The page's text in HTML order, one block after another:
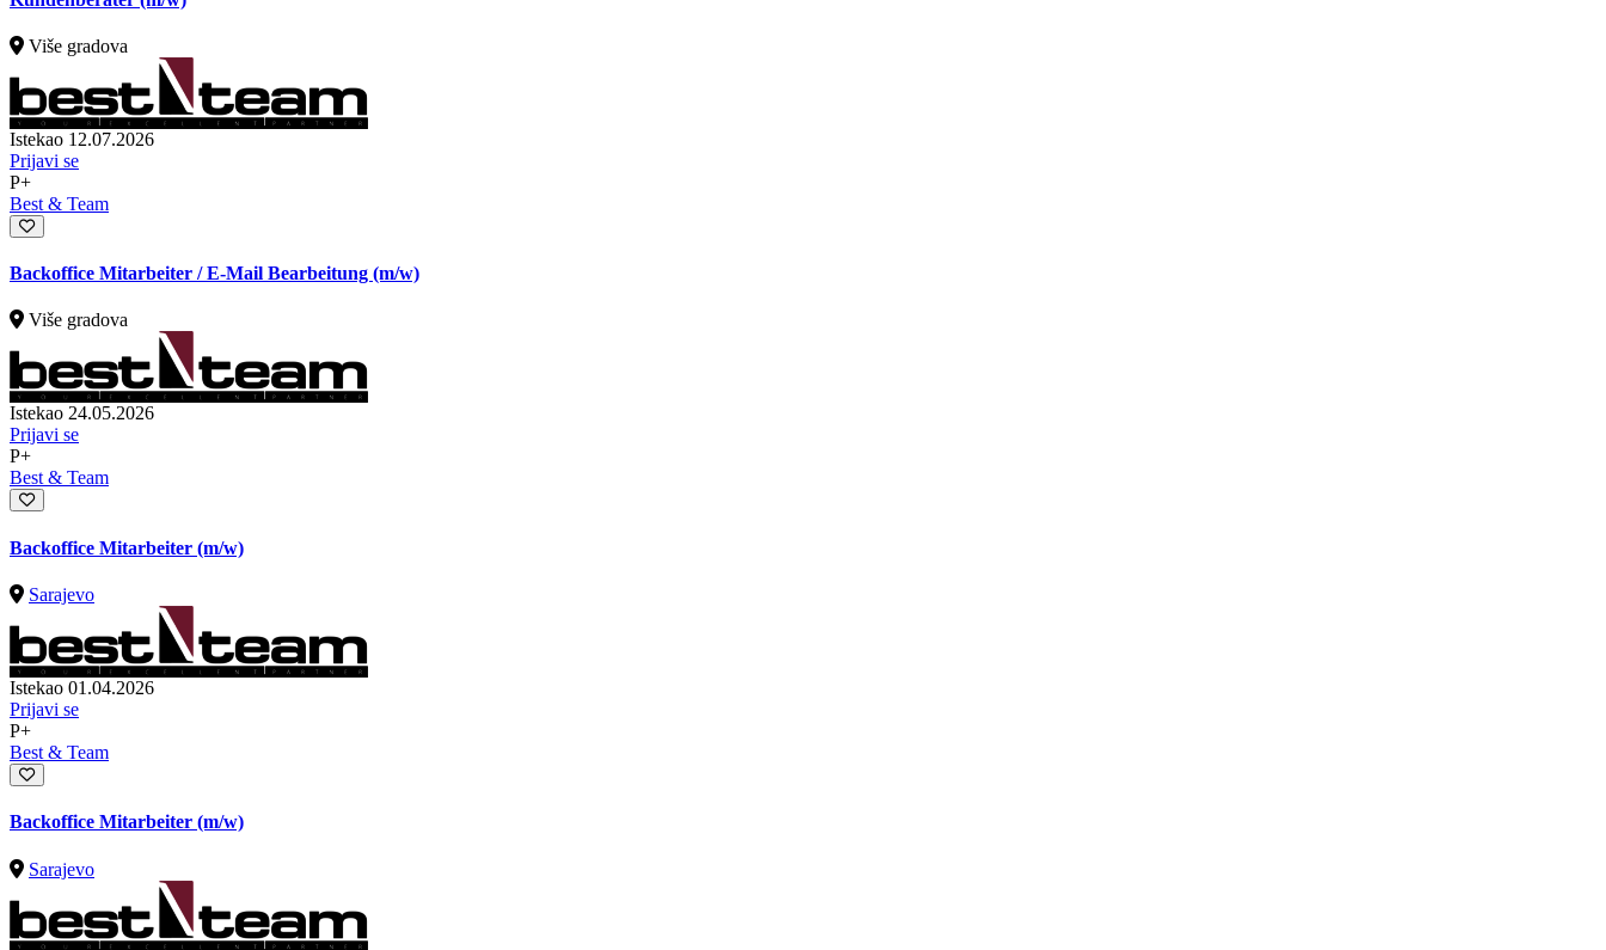
Više gradova
Istekao 12.07.2026
Prijavi se
P+
Best & Team
Backoffice Mitarbeiter / E-Mail Bearbeitung (m/w)
Više gradova
Istekao 24.05.2026
Prijavi se
P+
Best & Team
Backoffice Mitarbeiter (m/w)
Sarajevo
Istekao 01.04.2026
Prijavi se
P+
Best & Team
Backoffice Mitarbeiter (m/w)
Sarajevo